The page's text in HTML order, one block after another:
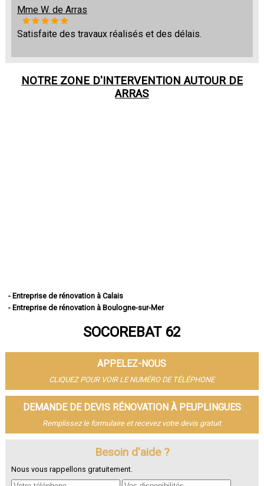
Mme W. de Arras
Satisfaite des travaux réalisés et des délais.
NOTRE ZONE D'INTERVENTION AUTOUR DE
ARRAS
- Entreprise de rénovation à Calais
- Entreprise de rénovation à Boulogne-sur-Mer
- Entreprise de rénovation à Lens
- Entreprise de rénovation à Béthune
- Entreprise de rénovation à Hénin-Beaumont
- Entreprise de rénovation à Bruay-la-Buissière
- Entreprise de rénovation à Avion
- Entreprise de rénovation à Carvin
- Entreprise de rénovation à Berck
- Entreprise de rénovation à Saint-Omer
- Entreprise de rénovation à Harnes
- Entreprise de rénovation à Nœux-les-Mines
SOCOREBAT 62
APPELEZ-NOUS
CLIQUEZ POUR VOIR LE NUMÉRO DE TÉLÉPHONE
DEMANDE DE DEVIS RÉNOVATION À PEUPLINGUES
Remplissez le formulaire et recevez votre devis gratuit
Besoin d'aide ?
Nous vous rappellons gratuitement.